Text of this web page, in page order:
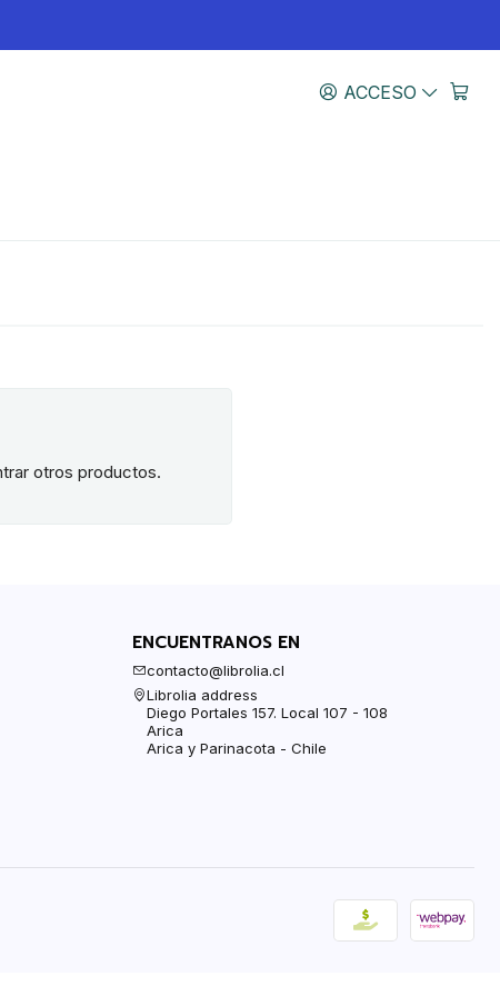
ACCESO
otros productos.
ENCUENTRANOS EN
contacto@librolia.cl
Librolia address
Diego Portales 157. Local 107 - 108
Arica
Arica y Parinacota - Chile